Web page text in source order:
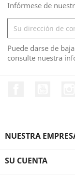
Infórmese de
Puede darse de
consulte nuestra
NUESTRA
SU CUENTA